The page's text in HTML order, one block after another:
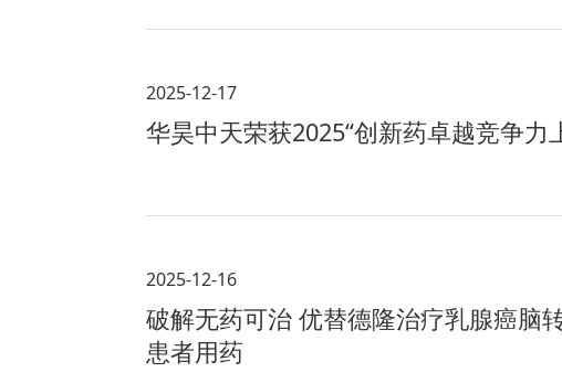
2025-12-17
华昊中天荣获2025“创新药卓越竞争力
2025-12-16
破解无药可治 优替德隆治疗乳腺癌脑
患者用药